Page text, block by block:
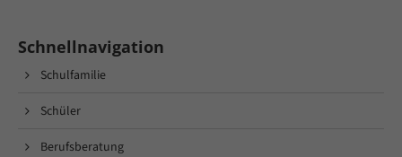
Schnellnavigation
Schulfamilie
Schüler
Berufsberatung